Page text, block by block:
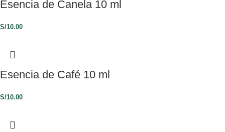
Esencia de Canela 10 ml
S/10.00
Esencia de Café 10 ml
S/10.00